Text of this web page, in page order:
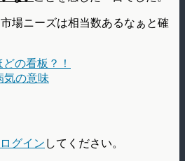
場ニーズは相当数あるなぁと確
の看板？！
気の意味
ログイン してください。